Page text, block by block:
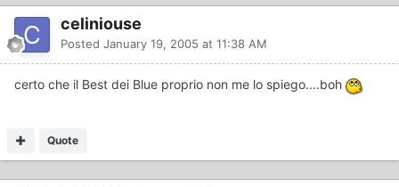
celiniouse
Posted January 19, 2005 at 11:38 AM
certo che il Best dei Blue proprio non me lo spiego....boh
Quote